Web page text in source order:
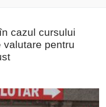
cazul cursului
valutare pentru